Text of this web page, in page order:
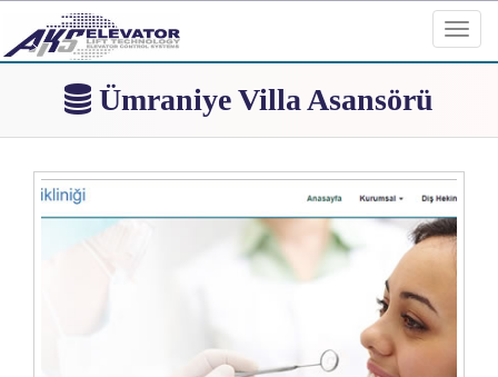
Ümraniye Villa Asansörü